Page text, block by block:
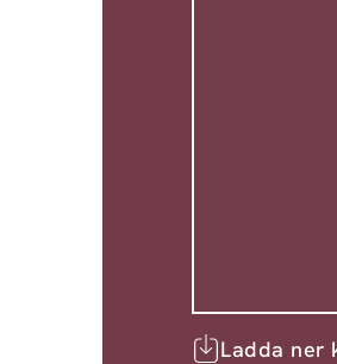
Ladda ner